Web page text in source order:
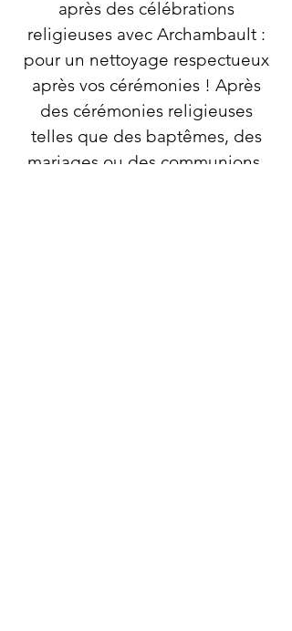
après des célébrations
religieuses avec Archambault :
pour un nettoyage respectueux
après vos cérémonies ! Après
des cérémonies religieuses
telles que des baptêmes, des
mariages ou des communions,